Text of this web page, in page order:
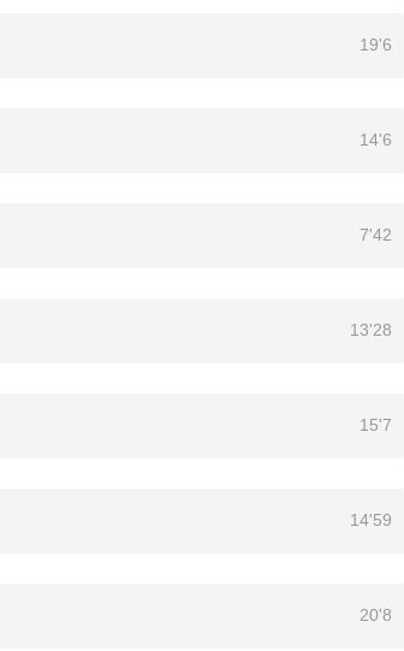
19'6
14'6
7'42
13'28
15'7
14'59
20'8